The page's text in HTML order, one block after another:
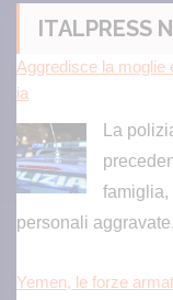
ITALPRESS
Aggredisce la moglie
ia
La
famiglia,
personali aggravate.
Yemen, le forze